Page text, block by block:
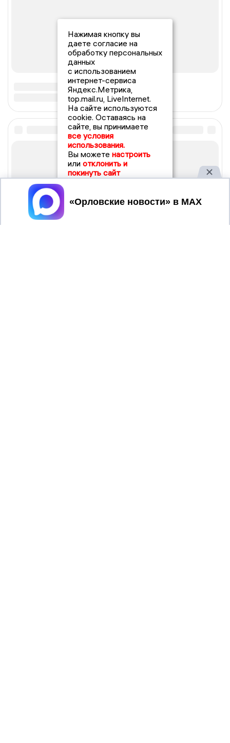
Нажимая кнопку вы
даете согласие на
обработку персональных
данных
с использованием
интернет-сервиса
Яндекс.Метрика,
top.mail.ru, LiveInternet.
На сайте используются
cookie. Оставаясь на
сайте, вы принимаете
все условия
использования.
Вы можете настроить
или отклонить и
покинуть сайт
Принять